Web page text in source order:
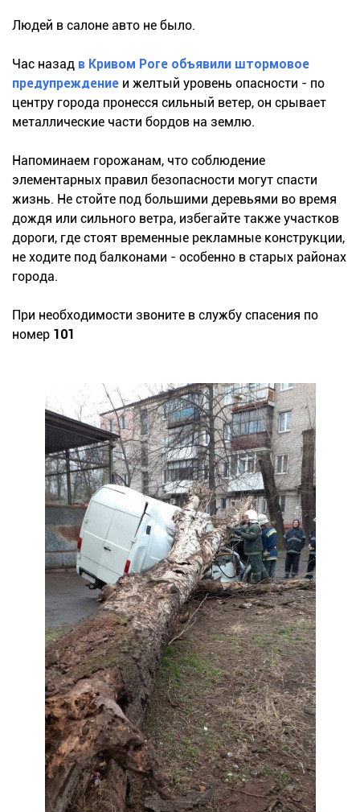
Людей в салоне авто не было.
Час назад в Кривом Роге объявили штормовое
предупреждение и желтый уровень опасности - по
центру города пронесся сильный ветер, он срывает
металлические части бордов на землю.
Напоминаем горожанам, что соблюдение
элементарных правил безопасности могут спасти
жизнь. Не стойте под большими деревьями во время
дождя или сильного ветра, избегайте также участков
дороги, где стоят временные рекламные конструкции,
не ходите под балконами - особенно в старых районах
города.
При необходимости звоните в службу спасения по
номер 101